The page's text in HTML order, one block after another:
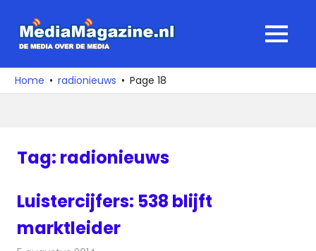
naar
media
over
MENU
Home radionieuws Page 18
Tag: radionieuws
Luistercijfers: 538 blijft
marktleider